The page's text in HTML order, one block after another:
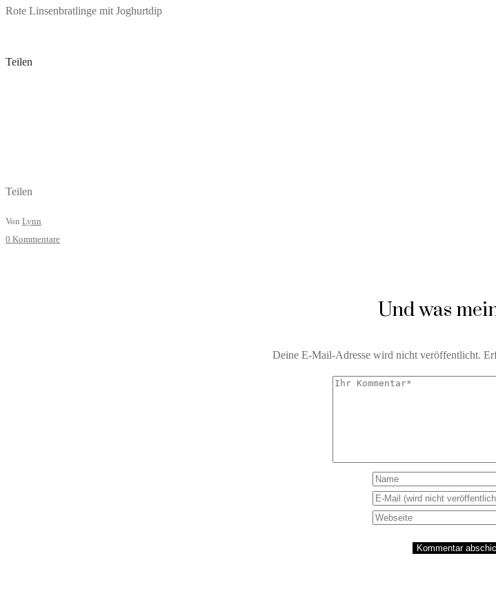
Rote Linsenbratlinge mit Joghurtdip
Teilen
Teilen
Von Lynn
0 Kommentare
Und was
Deine E-Mail-Adresse wird nicht veröffentlicht.